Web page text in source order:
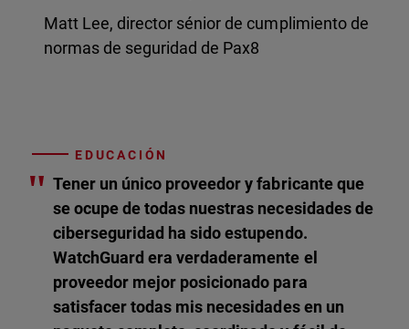
Matt Lee, director sénior de cumplimiento de
normas de seguridad de Pax8
EDUCACIÓN
" Tener un único proveedor y fabricante que
se ocupe de todas nuestras necesidades de
ciberseguridad ha sido estupendo.
WatchGuard era verdaderamente el
proveedor mejor posicionado para
satisfacer todas mis necesidades en un